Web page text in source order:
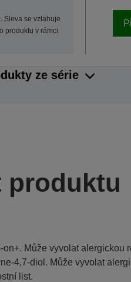
Sleva se vztahuje
produktu v rámci
ze série
produktu
Může vyvolat alergickou
4,7-diol. Může vyvolat
list.